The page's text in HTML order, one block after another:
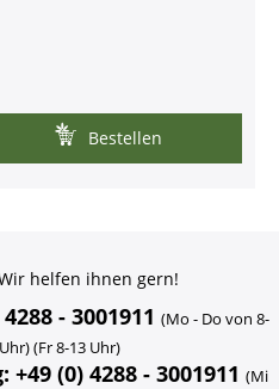
Bestellen
helfen ihnen gern!
- 3001911 (Mo - Do von 8-
(Fr 8-13 Uhr)
(0) 4288 - 3001911 (Mi